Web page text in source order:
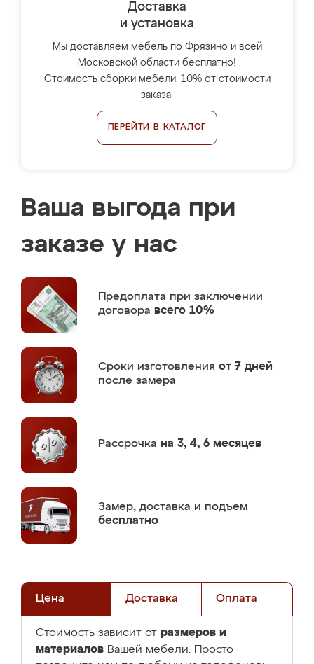
Доставка
и установка
Мы доставляем мебель по Фрязино и всей
Московской области бесплатно!
Стоимость сборки мебели: 10% от стоимости
заказа.
ПЕРЕЙТИ В КАТАЛОГ
Ваша выгода при
заказе у нас
Предоплата при заключении
договора всего 10%
Сроки изготовления от 7 дней
после замера
Рассрочка на 3, 4, 6 месяцев
Замер, доставка и подъем
бесплатно
Цена Доставка Оплата
Стоимость зависит от размеров и
материалов Вашей мебели. Просто